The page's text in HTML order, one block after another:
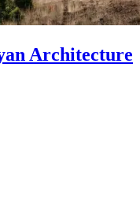
Architecture